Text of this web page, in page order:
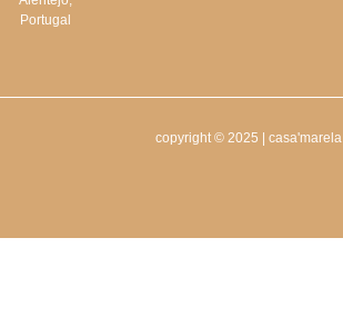
Portugal
copyright © 2025 | casa'marela